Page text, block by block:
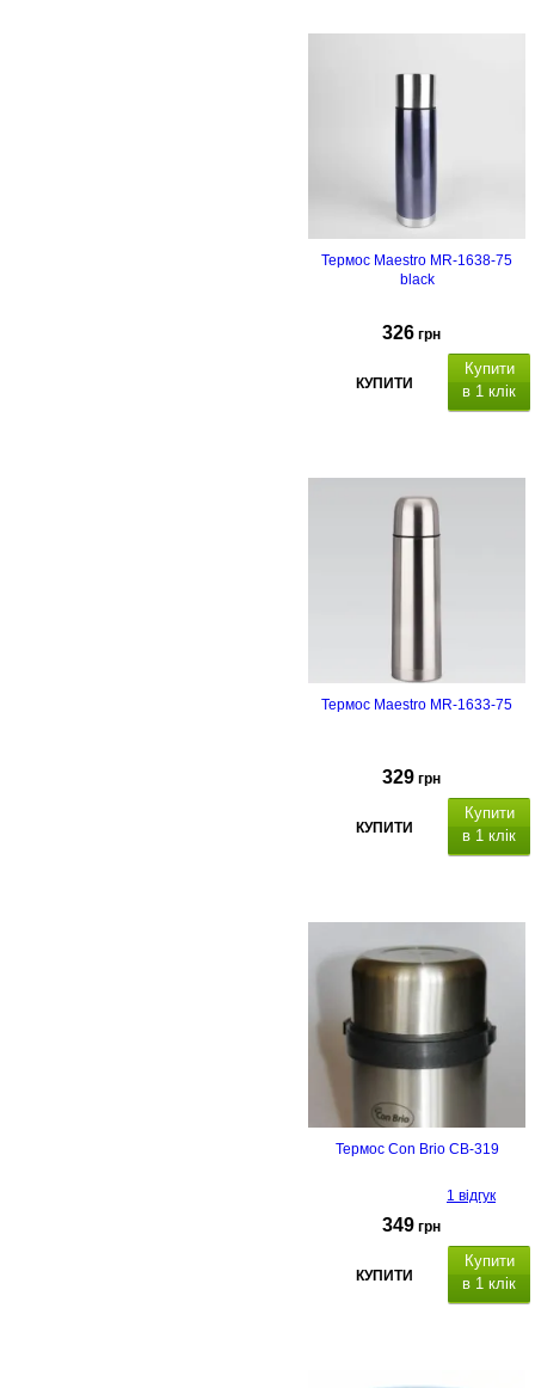
Термос Maestro MR-1638-75
black
326 грн
КУПИТИ
Купити
в 1 клік
Термос Maestro MR-1633-75
329 грн
КУПИТИ
Купити
в 1 клік
Термос Con Brio CB-319
1 відгук
349 грн
КУПИТИ
Купити
в 1 клік